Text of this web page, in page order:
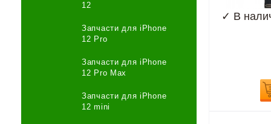
12
Запчасти для iPhone
12 Pro
Запчасти для iPhone
12 Pro Max
Запчасти для iPhone
12 mini
✓ В